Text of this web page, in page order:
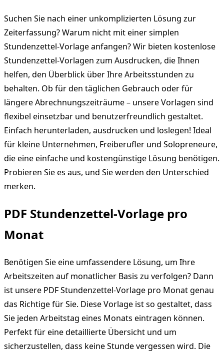
Suchen Sie nach einer unkomplizierten Lösung zur
Zeiterfassung? Warum nicht mit einer simplen
Stundenzettel-Vorlage anfangen? Wir bieten kostenlose
Stundenzettel-Vorlagen zum Ausdrucken, die Ihnen
helfen, den Überblick über Ihre Arbeitsstunden zu
behalten. Ob für den täglichen Gebrauch oder für
längere Abrechnungszeiträume – unsere Vorlagen sind
flexibel einsetzbar und benutzerfreundlich gestaltet.
Einfach herunterladen, ausdrucken und loslegen! Ideal
für kleine Unternehmen, Freiberufler und Solopreneure,
die eine einfache und kostengünstige Lösung benötigen.
Probieren Sie es aus, und Sie werden den Unterschied
merken.
PDF Stundenzettel-Vorlage pro
Monat
Benötigen Sie eine umfassendere Lösung, um Ihre
Arbeitszeiten auf monatlicher Basis zu verfolgen? Dann
ist unsere PDF Stundenzettel-Vorlage pro Monat genau
das Richtige für Sie. Diese Vorlage ist so gestaltet, dass
Sie jeden Arbeitstag eines Monats eintragen können.
Perfekt für eine detaillierte Übersicht und um
sicherzustellen, dass keine Stunde vergessen wird. Die